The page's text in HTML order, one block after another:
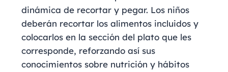
dinámica de recortar y pegar. Los niños
deberán recortar los alimentos incluidos y
colocarlos en la sección del plato que les
corresponde, reforzando así sus
conocimientos sobre nutrición y hábitos